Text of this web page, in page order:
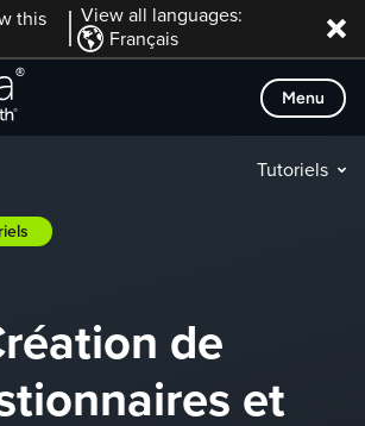
this
View all languages:
Français
Menu
Tutoriels
de
et